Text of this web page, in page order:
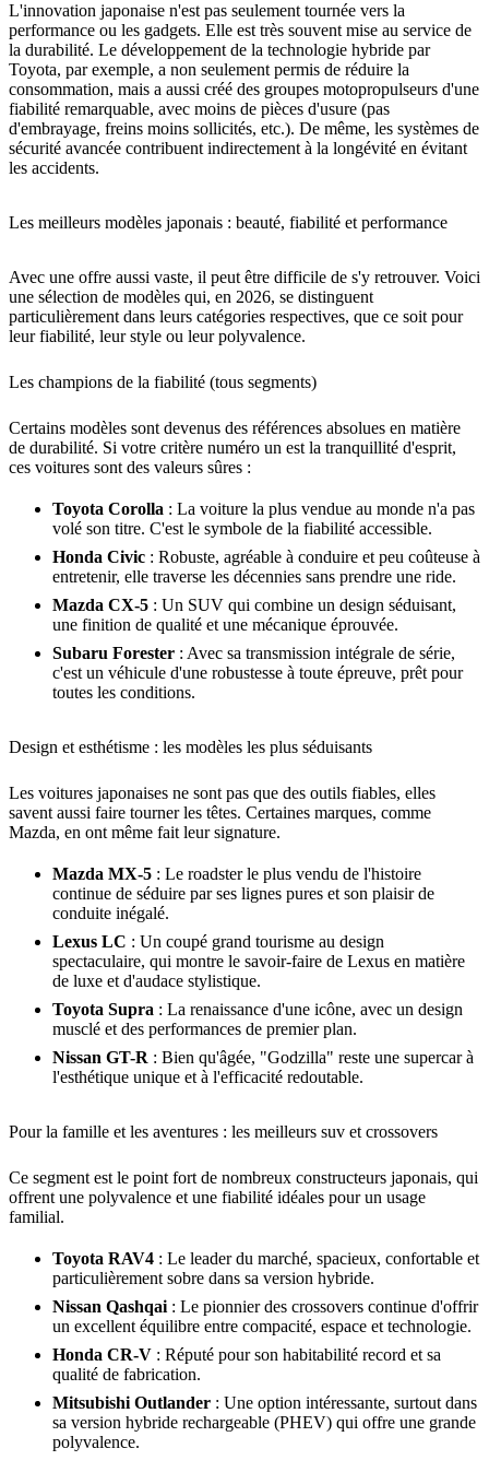
L'innovation japonaise n'est pas seulement tournée vers la
performance ou les gadgets. Elle est très souvent mise au service de
la durabilité. Le développement de la technologie hybride par
Toyota, par exemple, a non seulement permis de réduire la
consommation, mais a aussi créé des groupes motopropulseurs d'une
fiabilité remarquable, avec moins de pièces d'usure (pas
d'embrayage, freins moins sollicités, etc.). De même, les systèmes de
sécurité avancée contribuent indirectement à la longévité en évitant
les accidents.
Les meilleurs modèles japonais : beauté, fiabilité et performance
Avec une offre aussi vaste, il peut être difficile de s'y retrouver. Voici
une sélection de modèles qui, en 2026, se distinguent
particulièrement dans leurs catégories respectives, que ce soit pour
leur fiabilité, leur style ou leur polyvalence.
Les champions de la fiabilité (tous segments)
Certains modèles sont devenus des références absolues en matière
de durabilité. Si votre critère numéro un est la tranquillité d'esprit,
ces voitures sont des valeurs sûres :
Toyota Corolla : La voiture la plus vendue au monde n'a pas
volé son titre. C'est le symbole de la fiabilité accessible.
Honda Civic : Robuste, agréable à conduire et peu coûteuse à
entretenir, elle traverse les décennies sans prendre une ride.
Mazda CX-5 : Un SUV qui combine un design séduisant,
une finition de qualité et une mécanique éprouvée.
Subaru Forester : Avec sa transmission intégrale de série,
c'est un véhicule d'une robustesse à toute épreuve, prêt pour
toutes les conditions.
Design et esthétisme : les modèles les plus séduisants
Les voitures japonaises ne sont pas que des outils fiables, elles
savent aussi faire tourner les têtes. Certaines marques, comme
Mazda, en ont même fait leur signature.
Mazda MX-5 : Le roadster le plus vendu de l'histoire
continue de séduire par ses lignes pures et son plaisir de
conduite inégalé.
Lexus LC : Un coupé grand tourisme au design
spectaculaire, qui montre le savoir-faire de Lexus en matière
de luxe et d'audace stylistique.
Toyota Supra : La renaissance d'une icône, avec un design
musclé et des performances de premier plan.
Nissan GT-R : Bien qu'âgée, "Godzilla" reste une supercar à
l'esthétique unique et à l'efficacité redoutable.
Pour la famille et les aventures : les meilleurs suv et crossovers
Ce segment est le point fort de nombreux constructeurs japonais, qui
offrent une polyvalence et une fiabilité idéales pour un usage
familial.
Toyota RAV4 : Le leader du marché, spacieux, confortable et
particulièrement sobre dans sa version hybride.
Nissan Qashqai : Le pionnier des crossovers continue d'offrir
un excellent équilibre entre compacité, espace et technologie.
Honda CR-V : Réputé pour son habitabilité record et sa
qualité de fabrication.
Mitsubishi Outlander : Une option intéressante, surtout dans
sa version hybride rechargeable (PHEV) qui offre une grande
polyvalence.